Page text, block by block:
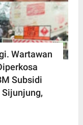
Wartawan
Subsidi